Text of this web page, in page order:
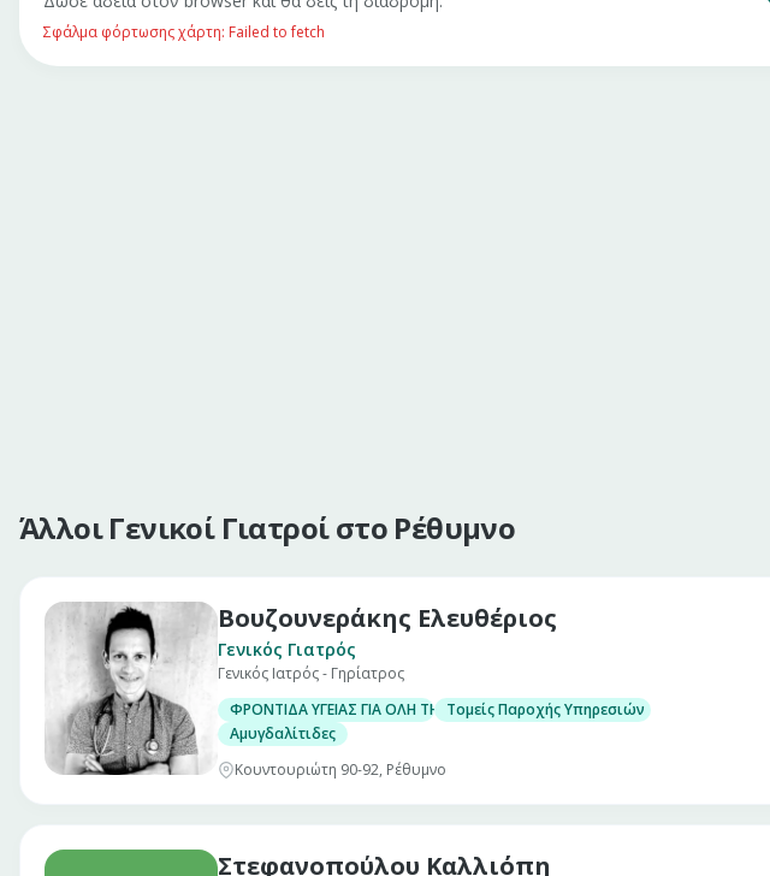
Σφάλμα φόρτωσης χάρτη: Failed to fetch
Άλλοι Γενικοί Γιατροί στο Ρέθυμνο
Βουζουνεράκης Ελευθέριος
Γενικός Γιατρός
Γενικός Ιατρός - Γηρίατρος
ΦΡΟΝΤΙΔΑ ΥΓΕΙΑΣ ΓΙΑ ΟΛΗ ΤΗΝ ΟΙΚΟΓΕΝΕΙΑΤομείς Παροχής Υπηρεσιών
Αμυγδαλίτιδες
Κουντουριώτη 90-92, Ρέθυμνο
Στεφανοπούλου Καλλιόπη